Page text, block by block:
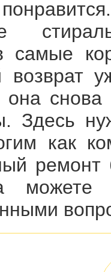
самые
снова
Здесь
как